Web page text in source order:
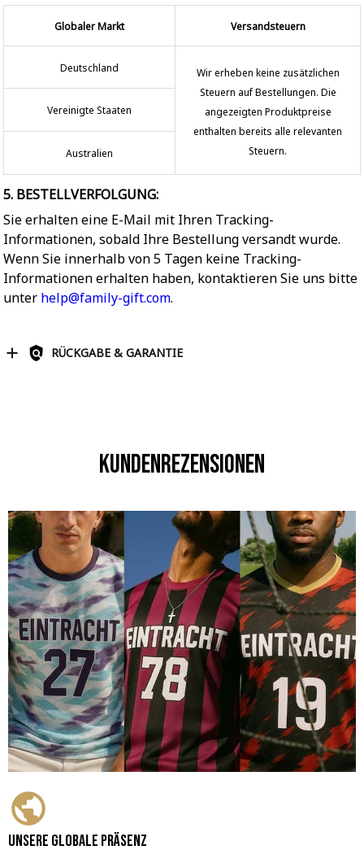
Globaler Markt Versandsteuern
Deutschland
Wir erheben keine zusätzlichen
Steuern auf Bestellungen. Die
angezeigten Produktpreise
enthalten bereits alle relevanten
Steuern.
Vereinigte Staaten
Australien
5. BESTELLVERFOLGUNG:
Sie erhalten eine E-Mail mit Ihren Tracking-
Informationen, sobald Ihre Bestellung versandt wurde.
Wenn Sie innerhalb von 5 Tagen keine Tracking-
Informationen erhalten haben, kontaktieren Sie uns bitte
unter help@family-gift.com.
RÜCKGABE & GARANTIE
Kundenrezensionen
Unsere globale Präsenz